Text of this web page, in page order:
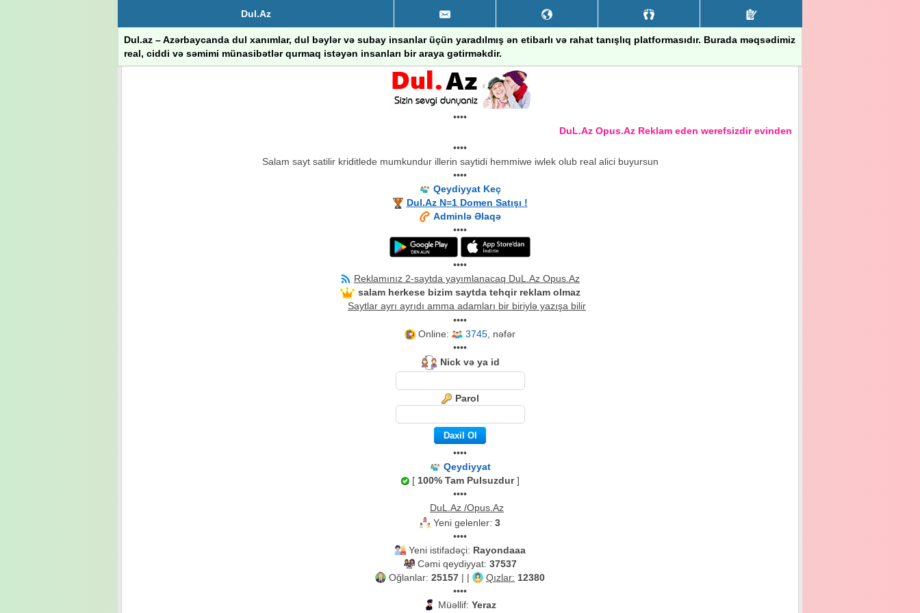
Dul.Az
Dul.az – Azərbaycanda dul xanımlar, dul bəylər və subay insanlar üçün yaradılmış ən etibarlı və rahat tanışlıq platformasıdır. Burada məqsədimiz
real, ciddi və səmimi münasibətlər qurmaq istəyən insanları bir araya gətirməkdir.
••••
DuL.Az Opus.Az Reklam eden werefsizdir evinden xeberi olmayandir
••••
Salam sayt satilir kriditlede mumkundur illerin saytidi hemmiwe iwlek olub real alici buyursun
••••
Qeydiyyat Keç
Dul.Az N=1 Domen Satışı !
Adminlə Əlaqə
••••
••••
Reklamınız 2-saytda yayımlanacaq DuL.Az Opus.Az
salam herkese bizim saytda tehqir reklam olmaz
Saytlar ayrı ayrıdı amma adamları bir biriylə yazışa bilir
••••
Online:
3745, nəfər
••••
Nick və ya id
Parol
••••
Qeydiyyat
[ 100% Tam Pulsuzdur]
••••
DuL.Az /Opus.Az
Yeni gelenler: 3
••••
Yeni istifadəçi: Rayondaaa
Cəmi qeydiyyat: 37537
Oğlanlar: 25157 | | Qızlar: 12380
••••
Müəllif: Yeraz